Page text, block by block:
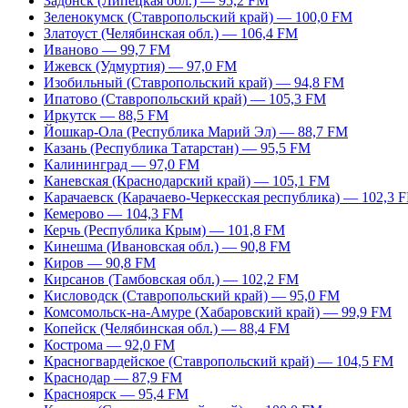
Зеленокумск (Ставропольский край) — 100,0 FM
Златоуст (Челябинская обл.) — 106,4 FM
Иваново — 99,7 FM
Ижевск (Удмуртия) — 97,0 FM
Изобильный (Ставропольский край) — 94,8 FM
Ипатово (Ставропольский край) — 105,3 FM
Иркутск — 88,5 FM
Йошкар-Ола (Республика Марий Эл) — 88,7 FM
Казань (Республика Татарстан) — 95,5 FM
Калининград — 97,0 FM
Каневская (Краснодарский край) — 105,1 FM
Карачаевск (Карачаево-Черкесская республика) — 102,3
Кемерово — 104,3 FM
Керчь (Республика Крым) — 101,8 FM
Кинешма (Ивановская обл.) — 90,8 FM
Киров — 90,8 FM
Кирсанов (Тамбовская обл.) — 102,2 FM
Кисловодск (Ставропольский край) — 95,0 FM
Комсомольск-на-Амуре (Хабаровский край) — 99,9 FM
Копейск (Челябинская обл.) — 88,4 FM
Кострома — 92,0 FM
Красногвардейское (Ставропольский край) — 104,5 FM
Краснодар — 87,9 FM
Красноярск — 95,4 FM